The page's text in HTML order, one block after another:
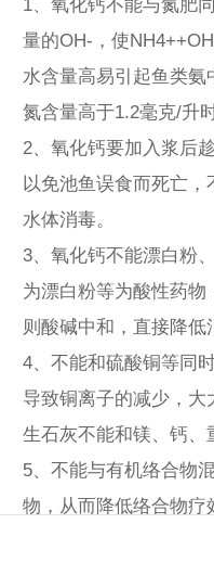
1、氧化钙不能与氮肥
量的OH-，使
水含量高易引起鱼类氨
氮含量高于1.2毫克/升
2、氧化钙要加入浆后
以免池鱼误食而死亡
水体消毒。
3、氧化钙不能漂白粉
为漂白粉等为酸性药物
则酸碱中和，直接降低
4、不能和硫酸铜等同
导致铜离子的减少，
生石灰不能和镁、钙、
5、不能与有机络合物
物，从而降低络合物疗
由于氧化钙作用比较